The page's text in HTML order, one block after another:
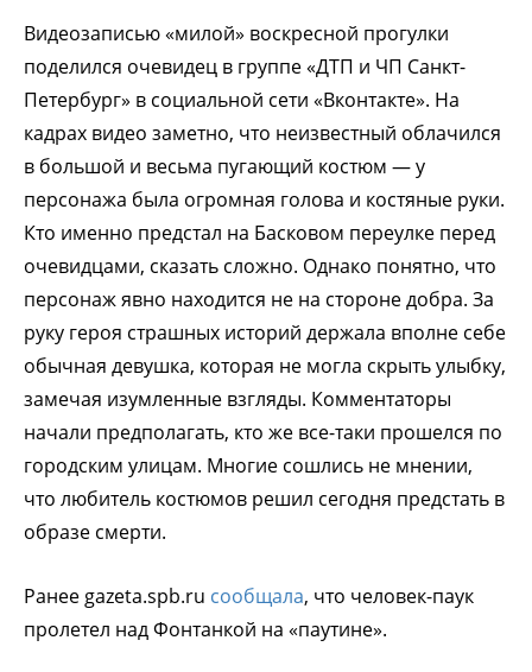
Видеозаписью «милой» воскресной прогулки
поделился очевидец в группе «ДТП и ЧП Санкт-
Петербург» в социальной сети «Вконтакте». На
кадрах видео заметно, что неизвестный облачился
в большой и весьма пугающий костюм — у
персонажа была огромная голова и костяные руки.
Кто именно предстал на Басковом переулке перед
очевидцами, сказать сложно. Однако понятно, что
персонаж явно находится не на стороне добра. За
руку героя страшных историй держала вполне себе
обычная девушка, которая не могла скрыть улыбку,
замечая изумленные взгляды. Комментаторы
начали предполагать, кто же все-таки прошелся по
городским улицам. Многие сошлись не мнении,
что любитель костюмов решил сегодня предстать в
образе смерти.
Ранее gazeta.spb.ru сообщала, что человек-паук
пролетел над Фонтанкой на «паутине».